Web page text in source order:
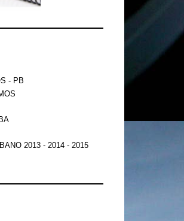
- PB
2013 - 2014 - 2015